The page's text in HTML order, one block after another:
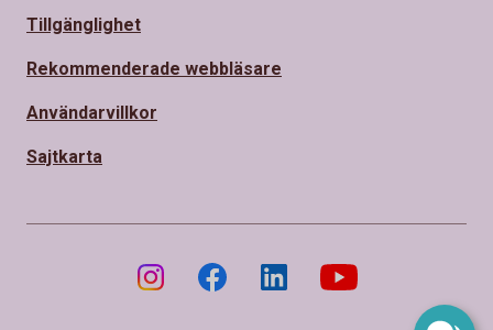
Tillgänglighet
Rekommenderade webbläsare
Användarvillkor
Sajtkarta